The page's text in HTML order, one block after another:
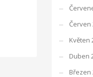
Červen
Květen
Duben
Březen